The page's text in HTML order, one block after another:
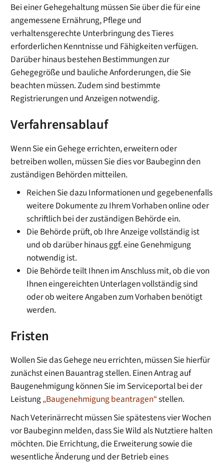
Bei einer Gehegehaltung müssen Sie über die für eine
angemessene Ernährung, Pflege und
verhaltensgerechte Unterbringung des Tieres
erforderlichen Kenntnisse und Fähigkeiten verfügen.
Darüber hinaus bestehen Bestimmungen zur
Gehegegröße und bauliche Anforderungen, die Sie
beachten müssen. Zudem sind bestimmte
Registrierungen und Anzeigen notwendig.
Verfahrensablauf
Wenn Sie ein Gehege errichten, erweitern oder
betreiben wollen, müssen Sie dies vor Baubeginn den
zuständigen Behörden mitteilen.
Reichen Sie dazu Informationen und gegebenenfalls
weitere Dokumente zu Ihrem Vorhaben online oder
schriftlich bei der zuständigen Behörde ein.
Die Behörde prüft, ob Ihre Anzeige vollständig ist
und ob darüber hinaus ggf. eine Genehmigung
notwendig ist.
Die Behörde teilt Ihnen im Anschluss mit, ob die von
Ihnen eingereichten Unterlagen vollständig sind
oder ob weitere Angaben zum Vorhaben benötigt
werden.
Fristen
Wollen Sie das Gehege neu errichten, müssen Sie hierfür
zunächst einen Bauantrag stellen. Einen Antrag auf
Baugenehmigung können Sie im Serviceportal bei der
Leistung„Baugenehmigung beantragen“stellen.
Nach Veterinärrecht müssen Sie spätestens vier Wochen
vor Baubeginn melden, dass Sie Wild als Nutztiere halten
möchten. Die Errichtung, die Erweiterung sowie die
wesentliche Änderung und der Betrieb eines